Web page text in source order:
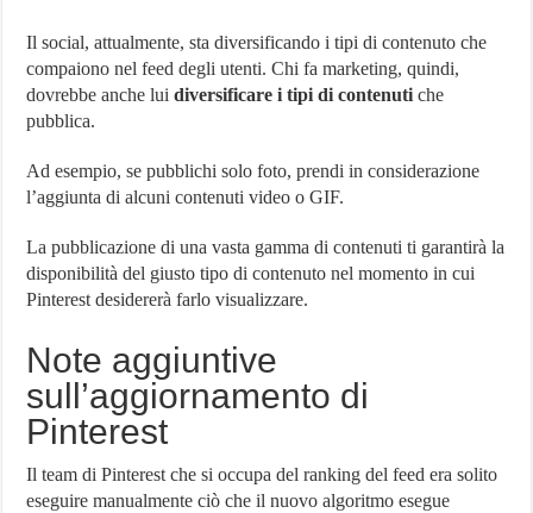
Il social, attualmente, sta diversificando i tipi di contenuto che
compaiono nel feed degli utenti. Chi fa marketing, quindi,
dovrebbe anche luidiversificare i tipi di contenutiche
pubblica.
Ad esempio, se pubblichi solo foto, prendi in considerazione
l’aggiunta di alcuni contenuti video o GIF.
La pubblicazione di una vasta gamma di contenuti ti garantirà la
disponibilità del giusto tipo di contenuto nel momento in cui
Pinterest desidererà farlo visualizzare.
Note aggiuntive
sull’aggiornamento di
Pinterest
Il team di Pinterest che si occupa del ranking del feed era solito
eseguire manualmente ciò che il nuovo algoritmo esegue